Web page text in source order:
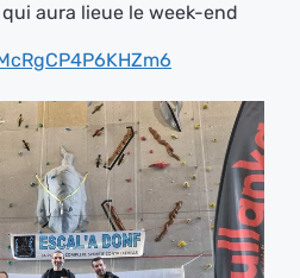
aura lieue le week-end